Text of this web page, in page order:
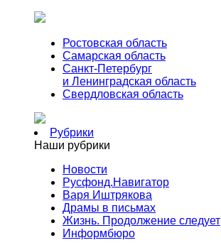
Ростовская область
Самарская область
Санкт-Петербург
и Ленинградская область
Свердловская область
Рубрики
Наши рубрики
Новости
Русфонд.Навигатор
Варя Иштрякова
Драмы в письмах
Жизнь. Продолжение следует
Информбюро